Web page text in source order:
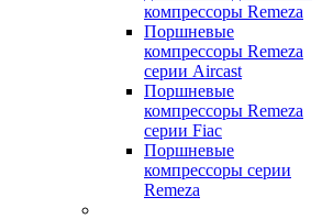
компрессоры Remeza
Поршневые
компрессоры Remeza
серии Aircast
Поршневые
компрессоры Remeza
серии Fiac
Поршневые
компрессоры серии
Remeza